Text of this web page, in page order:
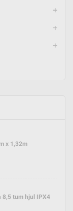
add
add
add
x 1,32m
8,5 tum hjul IPX4